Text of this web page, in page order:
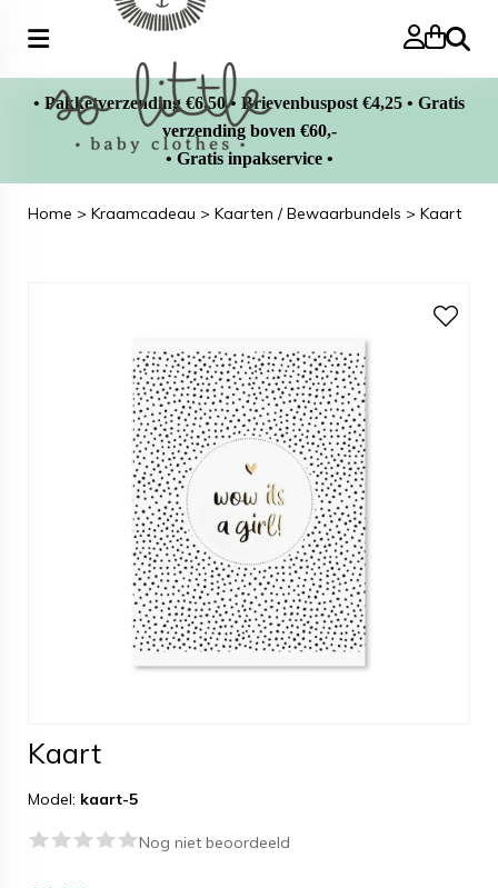
Zoeken
• Pakketverzending €6,50 • Brievenbuspost €4,25 • Gratis
verzending boven €60,-
• Gratis inpakservice •
Home > Kraamcadeau > Kaarten / Bewaarbundels > Kaart
Kaart
Model: kaart-5
Nog niet beoordeeld